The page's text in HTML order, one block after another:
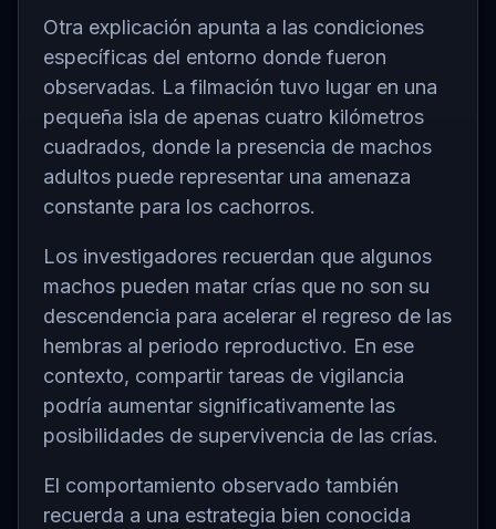
Otra explicación apunta a las condiciones
específicas del entorno donde fueron
observadas. La filmación tuvo lugar en una
pequeña isla de apenas cuatro kilómetros
cuadrados, donde la presencia de machos
adultos puede representar una amenaza
constante para los cachorros.
Los investigadores recuerdan que algunos
machos pueden matar crías que no son su
descendencia para acelerar el regreso de las
hembras al periodo reproductivo. En ese
contexto, compartir tareas de vigilancia
podría aumentar significativamente las
posibilidades de supervivencia de las crías.
El comportamiento observado también
recuerda a una estrategia bien conocida